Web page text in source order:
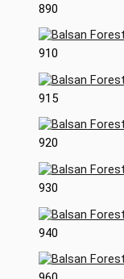
890
910
915
920
930
940